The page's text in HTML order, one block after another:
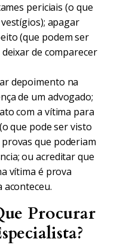
periciais (o que
apagar
(que podem ser
de comparecer
depoimento na
de um advogado;
com a vítima para
que pode ser visto
que poderiam
ou acreditar que
vítima é prova
aconteceu.
Procurar